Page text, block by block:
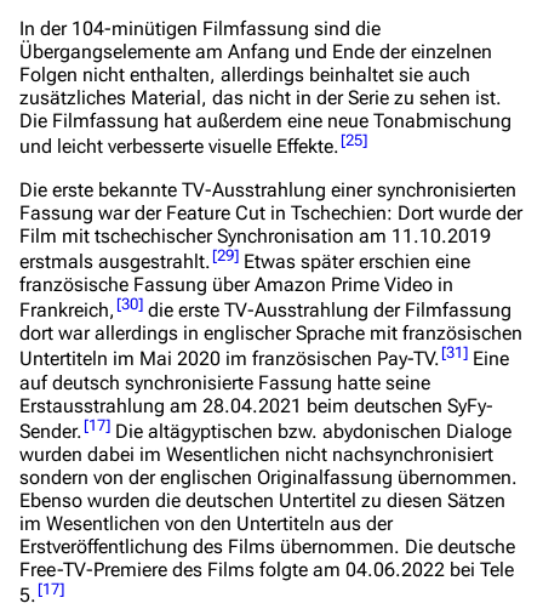
Stargate Atlantis
Stargate Universe
Stargate Origins
Stargate Infinity
Stargate-Romane
Filme
Das Stargate-Universum
Themenportal
Personen
Völker
Orte
Objekte
In der 104-minütigen Filmfassung sind die
Übergangselemente am Anfang und Ende der einzelnen
Folgen nicht enthalten, allerdings beinhaltet sie auch
zusätzliches Material, das nicht in der Serie zu sehen ist.
Die Filmfassung hat außerdem eine neue Tonabmischung
und leicht verbesserte visuelle Effekte. [25]
Die erste bekannte TV-Ausstrahlung einer synchronisierten
Fassung war der Feature Cut in Tschechien: Dort wurde der
Film mit tschechischer Synchronisation am 11.10.2019
erstmals ausgestrahlt. [29] Etwas später erschien eine
französische Fassung über Amazon Prime Video in
Frankreich, [30] die erste TV-Ausstrahlung der Filmfassung
dort war allerdings in englischer Sprache mit französischen
Untertiteln im Mai 2020 im französischen Pay-TV. [31] Eine
auf deutsch synchronisierte Fassung hatte seine
Erstausstrahlung am 28.04.2021 beim deutschen SyFy-
Sender. [17] Die altägyptischen bzw. abydonischen Dialoge
wurden dabei im Wesentlichen nicht nachsynchronisiert
sondern von der englischen Originalfassung übernommen.
Ebenso wurden die deutschen Untertitel zu diesen Sätzen
im Wesentlichen von den Untertiteln aus der
Erstveröffentlichung des Films übernommen. Die deutsche
Free-TV-Premiere des Films folgte am 04.06.2022 bei Tele
5. [17]